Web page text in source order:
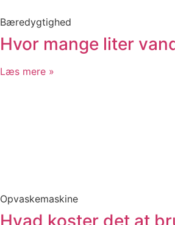
Bæredygtighed
Hvor mange liter
Læs mere »
Opvaskemaskine
Hvad koster det at